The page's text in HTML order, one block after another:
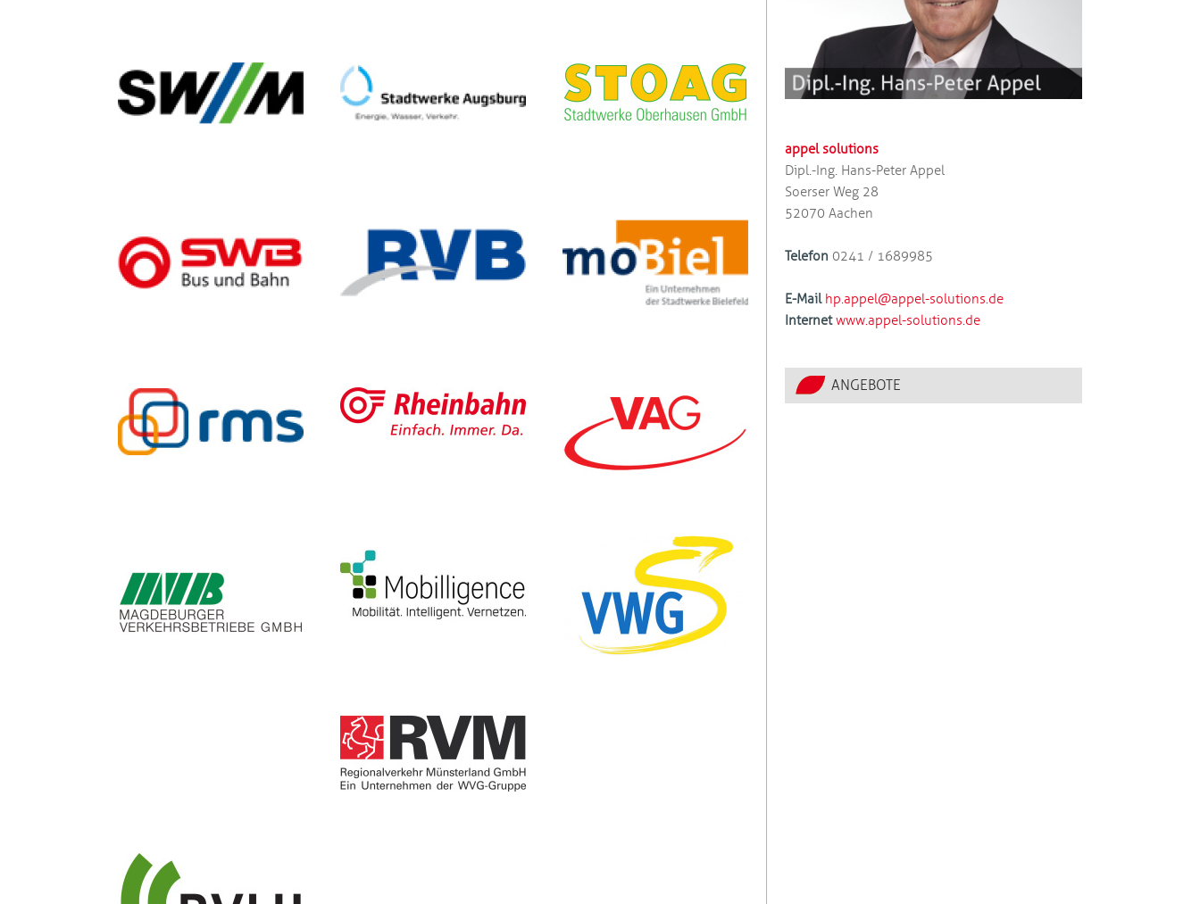
appel solutions
Dipl.-Ing. Hans-Peter Appel
Soerser Weg 28
52070 Aachen
Telefon 0241 / 1689985
E-Mail hp.appel@appel-solutions.de
Internet www.appel-solutions.de
ANGEBOTE